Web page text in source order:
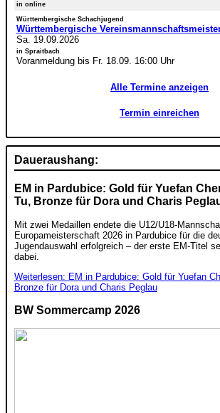
in online
Württembergische Schachjugend
Württembergische
Sa. 19.09.2026
in Spraitbach
Voranmeldung bis Fr. 18.09. 16:00 Uhr
Alle Termine anzeigen
Termin einreichen
Daueraushang:
EM in Pardubice: Gold für Yuefan
Tu, Bronze für Dora und Charis
Mit zwei Medaillen endete die U12/U18-
Europameisterschaft 2026 in Pardubice für die
Jugendauswahl erfolgreich – der erste EM-Titel
dabei.
Weiterlesen: EM in Pardubice: Gold für Yuefan
Bronze für Dora und Charis Peglau
BW Sommercamp 2026